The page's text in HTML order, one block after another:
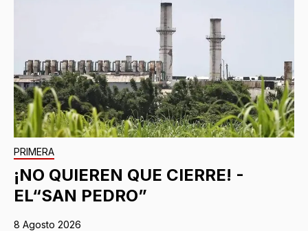
PRIMERA
¡NO QUIEREN QUE CIERRE! -
EL“SAN PEDRO”
8 Agosto 2026